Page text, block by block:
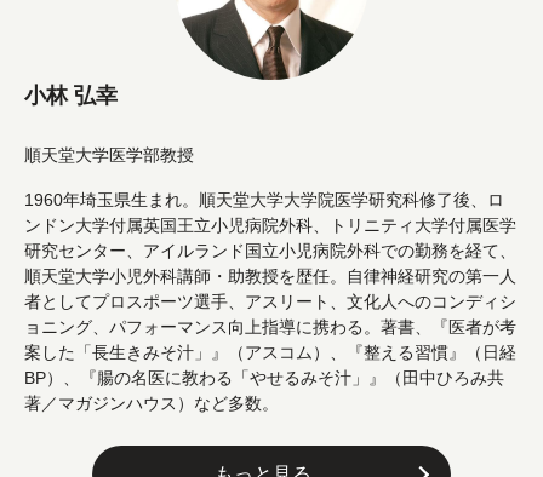
小林 弘幸
順天堂大学医学部教授
1960年埼玉県生まれ。順天堂大学大学院医学研究科修了後、ロ
ンドン大学付属英国王立小児病院外科、トリニティ大学付属医学
研究センター、アイルランド国立小児病院外科での勤務を経て、
順天堂大学小児外科講師・助教授を歴任。自律神経研究の第一人
者としてプロスポーツ選手、アスリート、文化人へのコンディシ
ョニング、パフォーマンス向上指導に携わる。著書、『医者が考
案した「長生きみそ汁」』（アスコム）、『整える習慣』（日経
BP）、『腸の名医に教わる「やせるみそ汁」』（田中ひろみ共
著／マガジンハウス）など多数。